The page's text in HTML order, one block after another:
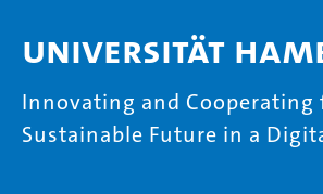
Universität
Innovating and Cooperating
Sustainable Future in a